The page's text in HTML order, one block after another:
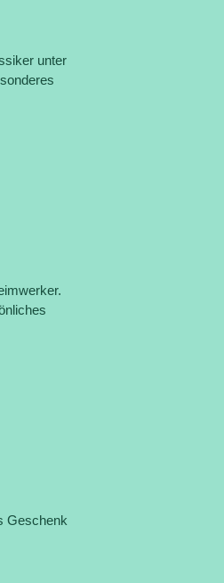
unter
Geschenk